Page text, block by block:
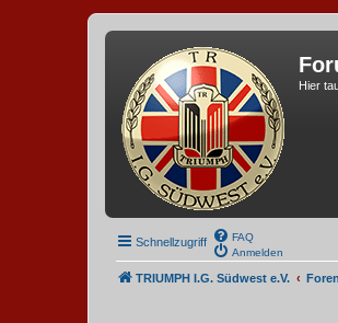
Hier
Schnellzugriff
FAQ
Anmelden
TRIUMPH I.G. Südwest e.V.